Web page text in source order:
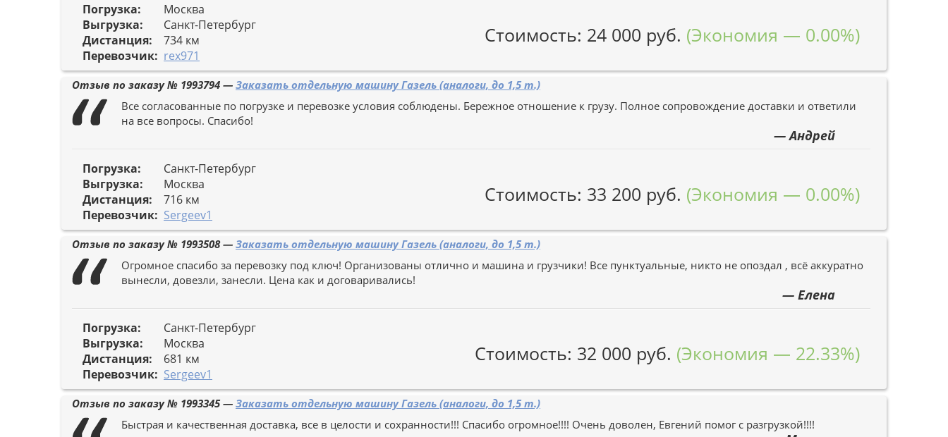
Погрузка:
Москва
Выгрузка:
Санкт-Петербург
Дистанция:
734 км
Перевозчик: rex971
Стоимость: 24 000 руб. (Экономия — 0.00%)
Отзыв по заказу № 1993794 — Заказать отдельную машину Газель (аналоги, до 1,5 т.)
Все согласованные по погрузке и перевозке условия соблюдены. Бережное отношение к грузу. Полное сопровождение доставки и ответили
на все вопросы. Спасибо!
— Андрей
Погрузка:
Санкт-Петербург
Выгрузка:
Москва
Дистанция:
716 км
Перевозчик: Sergeev1
Стоимость: 33 200 руб. (Экономия — 0.00%)
Отзыв по заказу № 1993508— Заказать отдельную машину Газель (аналоги, до 1,5 т.)
Огромное спасибо за перевозку под ключ! Организованы отлично и машина и грузчики! Все пунктуальные, никто не опоздал , всё аккуратно
вынесли, довезли, занесли. Цена как и договаривались!
— Елена
Погрузка:
Санкт-Петербург
Выгрузка:
Москва
Дистанция:
681 км
Перевозчик: Sergeev1
Стоимость: 32 000 руб. (Экономия — 22.33%)
Отзыв по заказу № 1993345— Заказать отдельную машину Газель (аналоги, до 1,5 т.)
Быстрая и качественная доставка, все в целости и сохранности!!! Спасибо огромное!!!! Очень доволен, Евгений помог с разгрузкой!!!!